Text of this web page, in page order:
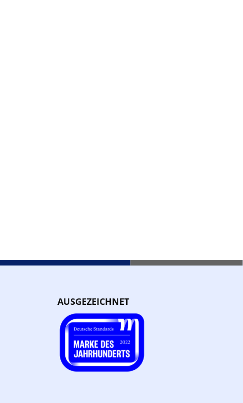
AUSGEZEICHNET